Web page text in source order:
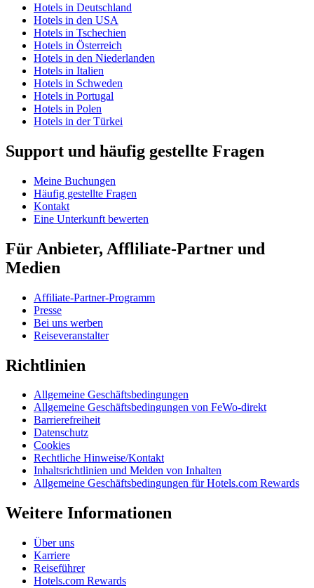
Hotels in Deutschland
Hotels in den USA
Hotels in Tschechien
Hotels in Österreich
Hotels in den Niederlanden
Hotels in Italien
Hotels in Schweden
Hotels in Portugal
Hotels in Polen
Hotels in der Türkei
Support und häufig gestellte Fragen
Meine Buchungen
Häufig gestellte Fragen
Kontakt
Eine Unterkunft bewerten
Für Anbieter, Affliliate-Partner und
Medien
Affiliate-Partner-Programm
Presse
Bei uns werben
Reiseveranstalter
Richtlinien
Allgemeine Geschäftsbedingungen
Allgemeine Geschäftsbedingungen von FeWo-direkt
Barrierefreiheit
Datenschutz
Cookies
Rechtliche Hinweise/Kontakt
Inhaltsrichtlinien und Melden von Inhalten
Allgemeine Geschäftsbedingungen für Hotels.com Rewards
Weitere Informationen
Über uns
Karriere
Reiseführer
Hotels.com Rewards